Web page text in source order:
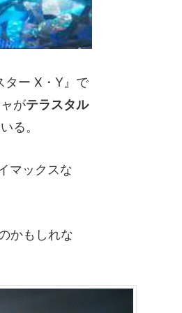
ター X・Y』で
がテラスタル
る。
マックスな
かもしれな